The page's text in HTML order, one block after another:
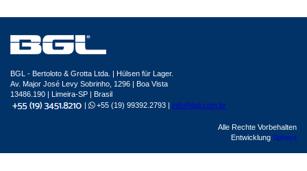
BGL - Bertoloto & Grotta Ltda. | Hülsen für Lager.
Av. Major José Levy Sobrinho, 1296 | Boa Vista
13486.190 | Limeira-SP | Brasil
|
+55 (19) 99392.2793 | info@bgl.com.br
Alle Rechte Vorbehalten
Entwicklung Sphera